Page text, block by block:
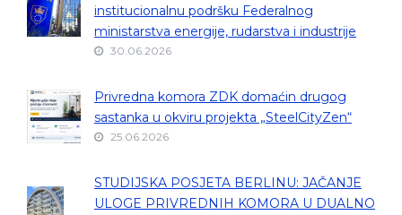
institucionalnu podršku Federalnog
ministarstva energije, rudarstva i industrije
30.06.2026
Privredna komora ZDK domaćin drugog
sastanka u okviru projekta „SteelCityZen“
25.06.2026
STUDIJSKA POSJETA BERLINU: JAČANJE
ULOGE PRIVREDNIH KOMORA U DUALNO